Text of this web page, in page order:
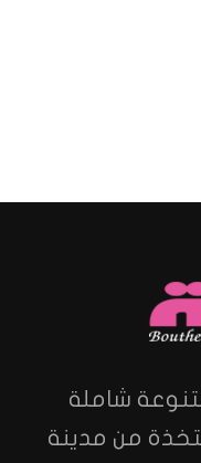
شاملة
من مدينة